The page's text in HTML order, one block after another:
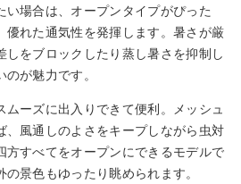
い場合は、オープンタイプがぴった
優れた通気性を発揮します。暑さが厳
しをブロックしたり蒸し暑さを抑制し
が魅力です。
ーズに出入りできて便利。メッシュ
、風通しのよさをキープしながら虫対
方すべてをオープンにできるモデルで
景色もゆったり眺められます。